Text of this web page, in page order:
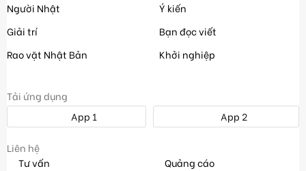
Người Nhật
Giải trí
Rao vặt Nhật Bản
Ý kiến
Bạn đọc viết
Khởi nghiệp
Tải ứng dụng
App 1
App 2
Liên hệ
Tư vấn
Quảng cáo